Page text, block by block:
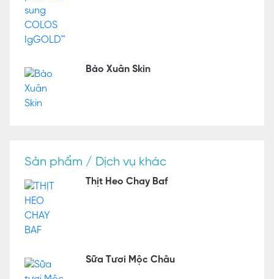
Bảo Xuân Skin
Sản phẩm / Dịch vụ khác
Thịt Heo Chay Baf
Sữa Tươi Mộc Châu